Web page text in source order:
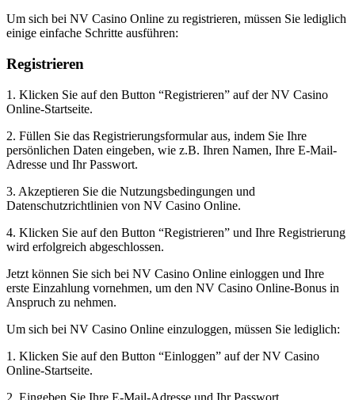
Um sich bei NV Casino Online zu registrieren, müssen Sie lediglich
einige einfache Schritte ausführen:
Registrieren
1. Klicken Sie auf den Button “Registrieren” auf der NV Casino
Online-Startseite.
2. Füllen Sie das Registrierungsformular aus, indem Sie Ihre
persönlichen Daten eingeben, wie z.B. Ihren Namen, Ihre E-Mail-
Adresse und Ihr Passwort.
3. Akzeptieren Sie die Nutzungsbedingungen und
Datenschutzrichtlinien von NV Casino Online.
4. Klicken Sie auf den Button “Registrieren” und Ihre Registrierung
wird erfolgreich abgeschlossen.
Jetzt können Sie sich bei NV Casino Online einloggen und Ihre
erste Einzahlung vornehmen, um den NV Casino Online-Bonus in
Anspruch zu nehmen.
Um sich bei NV Casino Online einzuloggen, müssen Sie lediglich:
1. Klicken Sie auf den Button “Einloggen” auf der NV Casino
Online-Startseite.
2. Eingeben Sie Ihre E-Mail-Adresse und Ihr Passwort.